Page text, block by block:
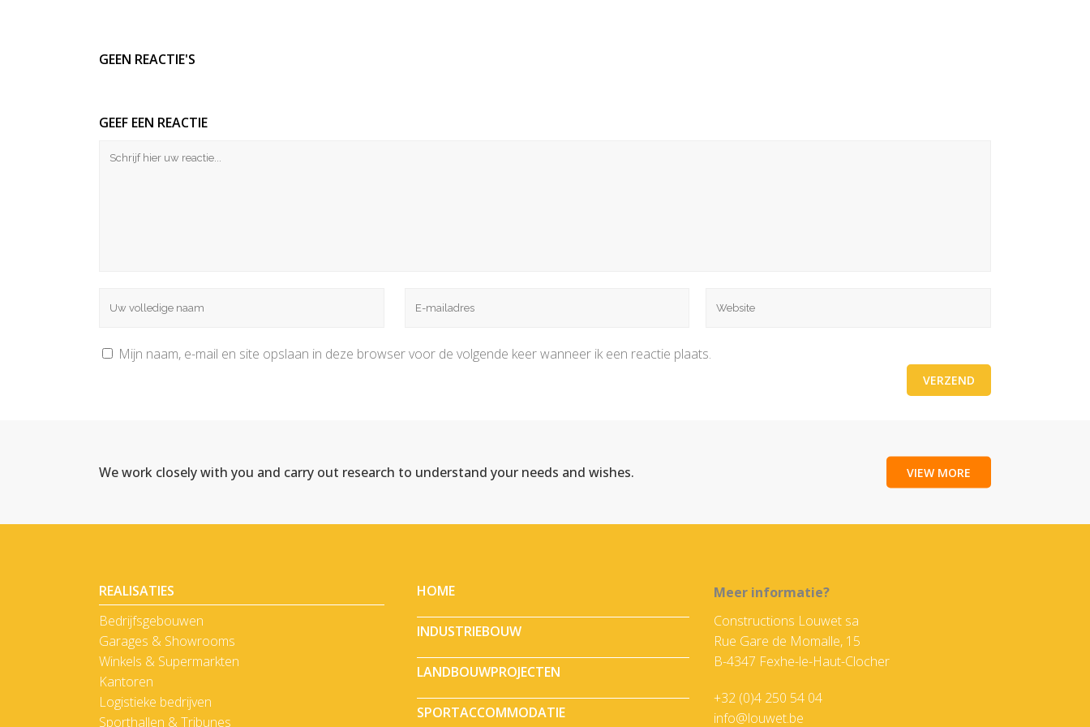
GEEN REACTIE'S
GEEF EEN REACTIE
Mijn naam, e-mail en site opslaan in deze browser voor de volgende keer wanneer ik een reactie plaats.
We work closely with you and carry out research to understand your needs and wishes. VIEW MORE
REALISATIES
Bedrijfsgebouwen
Garages & Showrooms
Winkels & Supermarkten
Kantoren
Logistieke bedrijven
Sporthallen & Tribunes
HOME
INDUSTRIEBOUW
LANDBOUWPROJECTEN
SPORTACCOMMODATIE
Meer informatie?
Constructions Louwet sa
Rue Gare de Momalle, 15
B-4347 Fexhe-le-Haut-Clocher
+32 (0)4 250 54 04
info@louwet.be